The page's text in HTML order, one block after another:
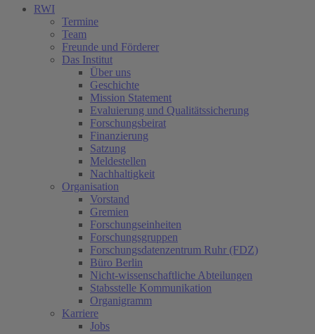
RWI
Termine
Team
Freunde und Förderer
Das Institut
Über uns
Geschichte
Mission Statement
Evaluierung und Qualitätssicherung
Forschungsbeirat
Finanzierung
Satzung
Meldestellen
Nachhaltigkeit
Organisation
Vorstand
Gremien
Forschungseinheiten
Forschungsgruppen
Forschungsdatenzentrum Ruhr (FDZ)
Büro Berlin
Nicht-wissenschaftliche Abteilungen
Stabsstelle Kommunikation
Organigramm
Karriere
Jobs